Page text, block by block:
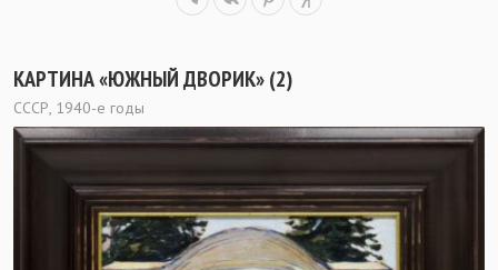
КАРТИНА «ЮЖНЫЙ ДВОРИК» (2)
СССР, 1940-е годы